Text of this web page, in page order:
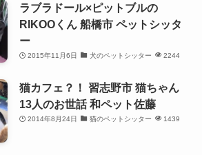
ラブラドール×ピットブルの
RIKOOくん 船橋市 ペットシッタ
ー
2015年11月6日 犬のペットシッター 2244
猫カフェ？！ 習志野市 猫ちゃん
13人のお世話 和ペット佐藤
2014年8月24日 猫のペットシッター 1439